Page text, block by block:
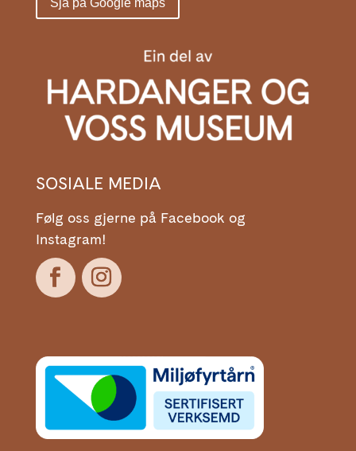
SOSIALE MEDIA
Følg oss gjerne på Facebook og
Instagram!